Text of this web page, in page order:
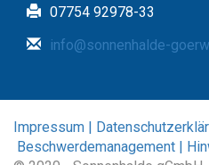
07754 92978-33
info@sonnenhalde-
Impressum |
Beschwerdemanagement |